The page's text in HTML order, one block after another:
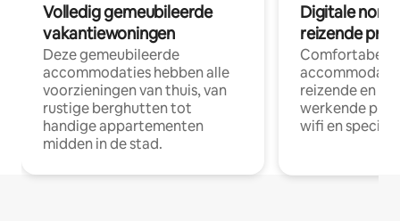
Volledig gemeubileerde
vakantiewoningen
Deze gemeubileerde
accommodaties hebben alle
voorzieningen van thuis, van
rustige berghutten tot
handige appartementen
midden in de stad.
Digitale
reizende
Comfortabele
reizende en
werkende
wifi en